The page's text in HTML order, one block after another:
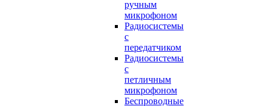
ручным
микрофоном
Радиосистемы
с
передатчиком
Радиосистемы
с
петличным
микрофоном
Беспроводные